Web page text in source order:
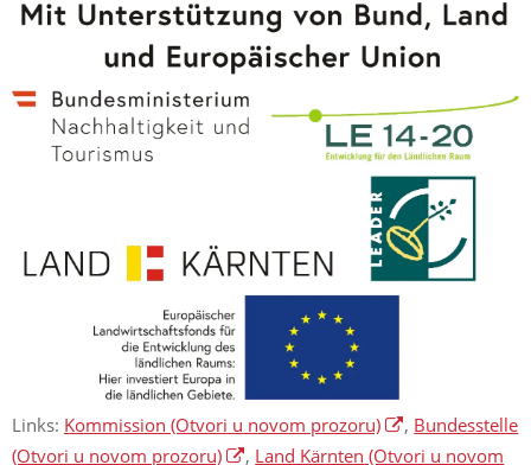
Links: Kommission (Otvori u novom prozoru) , Bundesstelle
(Otvori u novom prozoru)
, Land Kärnten (Otvori u novom